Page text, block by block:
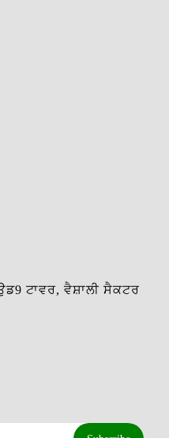
ਟਾਵਰ, ਵੈਸ਼ਾਲੀ ਸੈਕਟਰ